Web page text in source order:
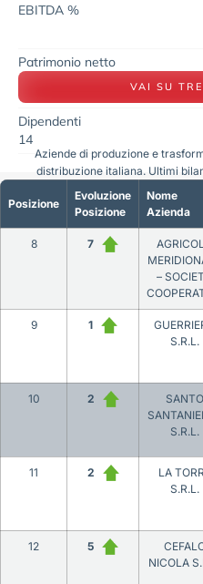
EBITDA %
Patrimonio netto
VAI SU
Dipendenti
14
Posizione
Evoluzione
Posizione
Nome
Azienda
8 7
–
9 1
S.R.L.
10 2
SANTO
S.R.L.
11 2
LA
S.R.L.
12 5
NICOLA
Aziende di produzione e
distribuzione italiana. Ultimi